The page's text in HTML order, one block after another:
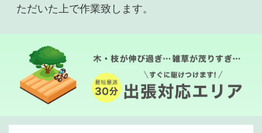
ただいた上で作業致します。